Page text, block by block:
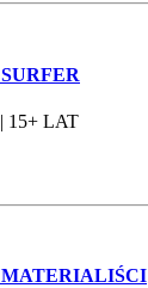
SURFER
15+ LAT
MATERIALIŚCI